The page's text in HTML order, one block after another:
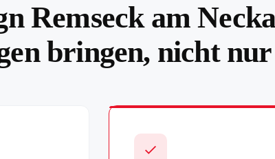
Remseck am
bringen, nicht nur